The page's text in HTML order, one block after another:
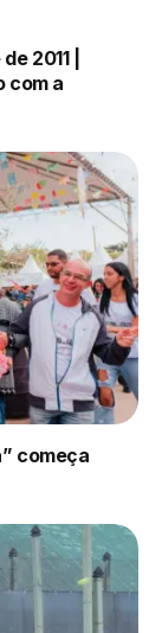
2011 |
com a
começa